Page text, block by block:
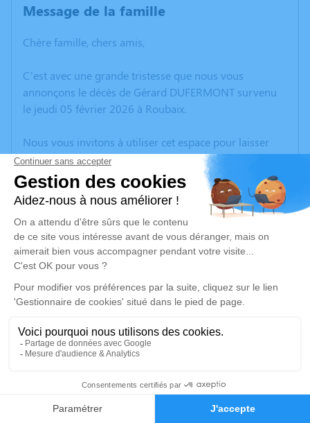
Faire-part Hommages
Message de la famille
Chère famille, chers amis,
C’est avec une grande tristesse que nous vous
annonçons le décès de Gérard DUFERMONT survenu
le jeudi 05 février 2026 à Roubaix.
Nous vous invitons à utiliser cet espace pour laisser
vos condoléances, partager des photos souvenirs, une
anecdote ou exprimer vos pensées à travers des
poèmes ou des textes. Cet endroit est un lieu
d'expression dédié à honorer la mémoire de Gérard
DUFERMONT.
Un service de plantation d’arbre hommage est
disponible ici.
Je rends hommage
Crémation
Crématorium de Wattrelos
316, Rue de Leers - Parc d’Activités de l’Avelin